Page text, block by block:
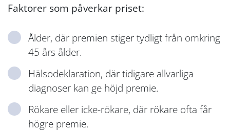
Faktorer som påverkar priset:
Ålder, där premien stiger tydligt från omkring
45 års ålder.
Hälsodeklaration, där tidigare allvarliga
diagnoser kan ge höjd premie.
Rökare eller icke-rökare, där rökare ofta får
högre premie.